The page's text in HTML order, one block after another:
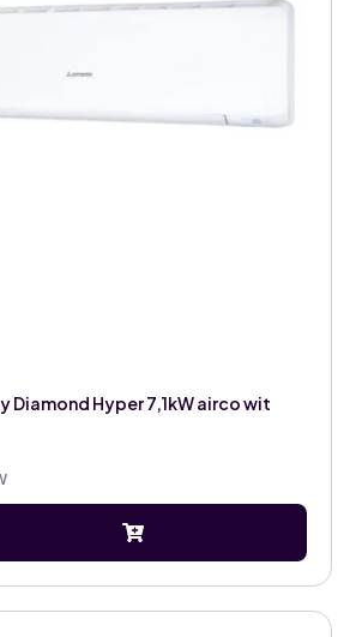
Diamond Hyper 7,1kW airco wit